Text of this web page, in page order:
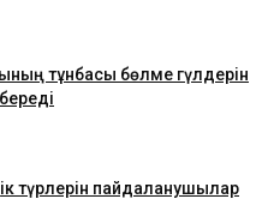
тұнбасы бөлме гүлдерін
түрлерін пайдаланушылар